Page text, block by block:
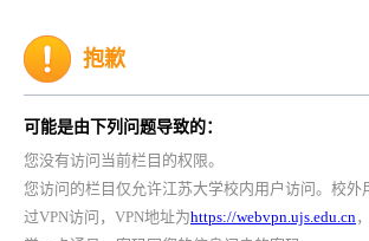
抱歉
可能是由下列问题导致的：
您没有访问当前栏目的权限。
您访问的栏目仅允许江苏大学校内用户访问。校外
过VPN访问，VPN地址为https://webvpn.ujs.edu.cn